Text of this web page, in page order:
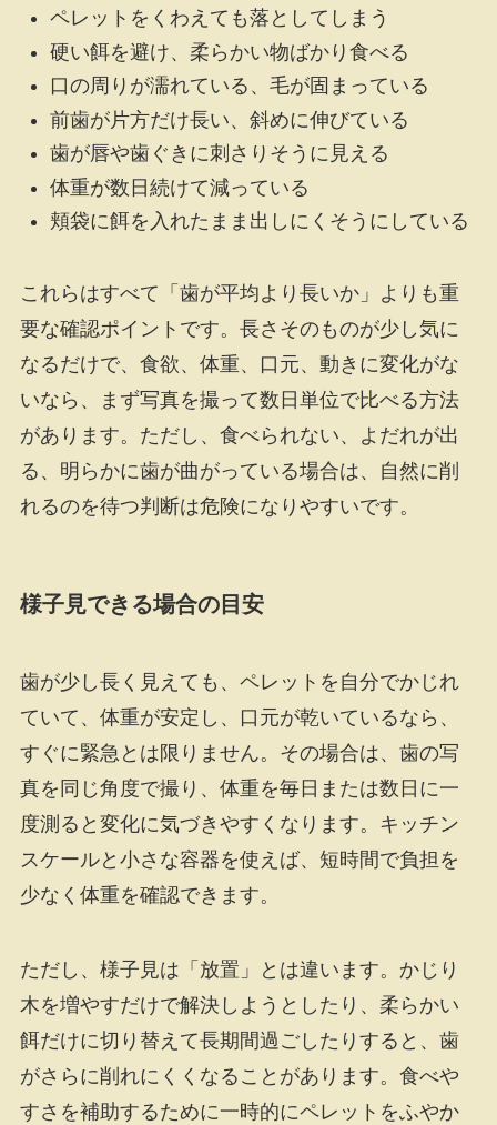
ペレットをくわえても落としてしまう
硬い餌を避け、柔らかい物ばかり食べる
口の周りが濡れている、毛が固まっている
前歯が片方だけ長い、斜めに伸びている
歯が唇や歯ぐきに刺さりそうに見える
体重が数日続けて減っている
頬袋に餌を入れたまま出しにくそうにしている
これらはすべて「歯が平均より長いか」よりも重
要な確認ポイントです。長さそのものが少し気に
なるだけで、食欲、体重、口元、動きに変化がな
いなら、まず写真を撮って数日単位で比べる方法
があります。ただし、食べられない、よだれが出
る、明らかに歯が曲がっている場合は、自然に削
れるのを待つ判断は危険になりやすいです。
様子見できる場合の目安
歯が少し長く見えても、ペレットを自分でかじれ
ていて、体重が安定し、口元が乾いているなら、
すぐに緊急とは限りません。その場合は、歯の写
真を同じ角度で撮り、体重を毎日または数日に一
度測ると変化に気づきやすくなります。キッチン
スケールと小さな容器を使えば、短時間で負担を
少なく体重を確認できます。
ただし、様子見は「放置」とは違います。かじり
木を増やすだけで解決しようとしたり、柔らかい
餌だけに切り替えて長期間過ごしたりすると、歯
がさらに削れにくくなることがあります。食べや
すさを補助するために一時的にペレットをふやか